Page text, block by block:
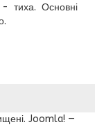
тиха. Основні
Joomla! —